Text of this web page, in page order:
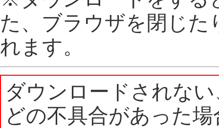
た、ブラウザを閉じた
れます。
ダウンロードされな
どの不具合があった